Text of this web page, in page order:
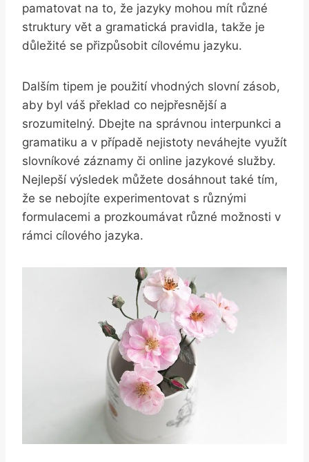
pamatovat na to, že jazyky mohou mít různé
struktury vět a gramatická pravidla, takže je
důležité se přizpůsobit cílovému jazyku.
Dalším tipem je použití vhodných slovní zásob,
aby byl váš překlad co nejpřesnější a
srozumitelný. Dbejte na správnou interpunkci a
gramatiku a v případě nejistoty neváhejte využít
slovníkové záznamy či online jazykové služby.
Nejlepší výsledek můžete dosáhnout také tím,
že se nebojíte experimentovat s různými
formulacemi a prozkoumávat různé možnosti v
rámci cílového jazyka.